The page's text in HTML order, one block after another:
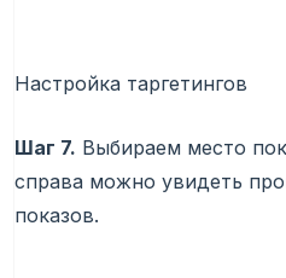
Настройка таргетингов
Шаг 7. Выбираем место
справа можно увидеть
показов.